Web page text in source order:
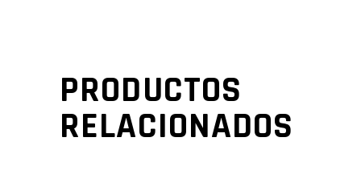
PRODUCTOS
RELACIONADOS